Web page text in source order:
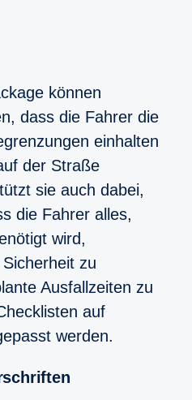
können
dass die Fahrer die
einhalten
der Straße
sie auch dabei,
die Fahrer alles,
wird,
zu
Ausfallzeiten zu
auf
werden.